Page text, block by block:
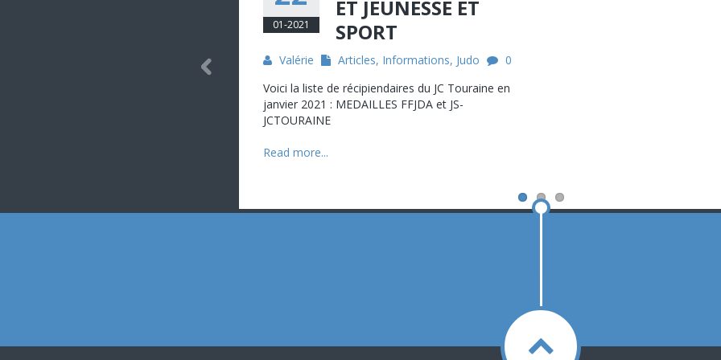
01-2021
ET JEUNESSE ET
SPORT
Valérie Articles, Informations, Judo
0
Voici la liste de récipiendaires du JC Touraine en
janvier 2021 : MEDAILLES FFJDA et JS-
JCTOURAINE
Read more...